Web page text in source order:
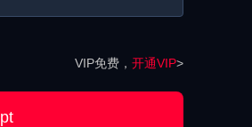
VIP免费， 开通VIP>